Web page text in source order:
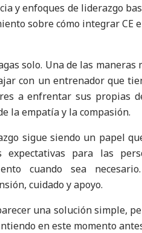
y enfoques de liderazgo
sobre cómo integrar CE
solo. Una de las
con un entrenador que
a enfrentar sus propias
la empatía y la compasión.
sigue siendo un papel
expectativas para las
cuando sea
cuidado y apoyo.
una solución simple,
en este momento